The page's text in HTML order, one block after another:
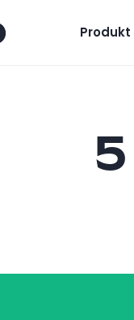
Produkt